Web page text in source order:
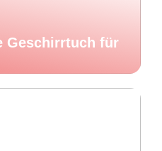
Geschirrtuch für